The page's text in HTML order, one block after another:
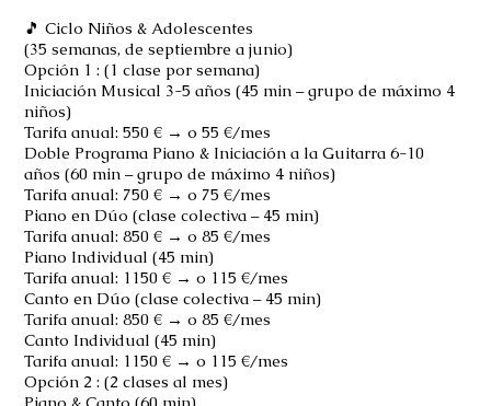
🎵 Ciclo Niños & Adolescentes
(35 semanas, de septiembre a junio)
Opción 1 : (1 clase por semana)
Iniciación Musical 3-5 años (45 min – grupo de máximo 4
niños)
Tarifa anual: 550 € → o 55 €/mes
Doble Programa Piano & Iniciación a la Guitarra 6-10
años (60 min – grupo de máximo 4 niños)
Tarifa anual: 750 € → o 75 €/mes
Piano en Dúo (clase colectiva – 45 min)
Tarifa anual: 850 € → o 85 €/mes
Piano Individual (45 min)
Tarifa anual: 1150 € → o 115 €/mes
Canto en Dúo (clase colectiva – 45 min)
Tarifa anual: 850 € → o 85 €/mes
Canto Individual (45 min)
Tarifa anual: 1150 € → o 115 €/mes
Opción 2 : (2 clases al mes)